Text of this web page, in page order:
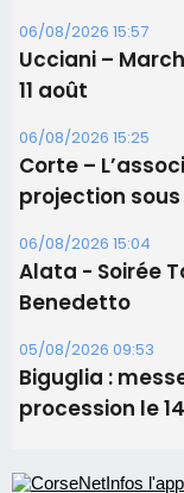
06/08/2026 15:04
Alata - Soirée
Benedetto
05/08/2026 09:53
Biguglia :
procession le
Les plus lus
Éclipse du 12
profiter
Satine Nomary
d'un spectacle